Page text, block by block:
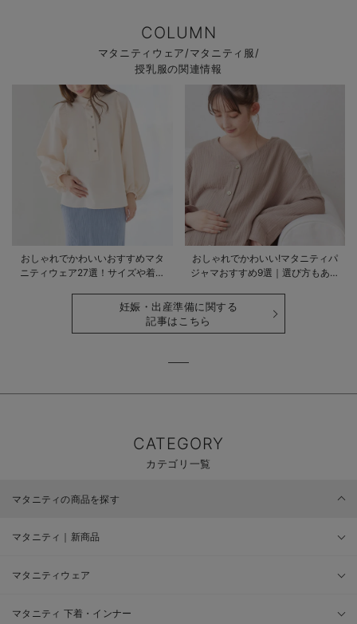
COLUMN
マタニティウェア/マタニティ服/
授乳服の関連情報
おしゃれでかわいいおすすめマタ
ニティウェア27選！サイズや着る
おしゃれでかわいい!マタニティパ
ジャマおすすめ9選｜選び方もあわ
妊娠・出産準備に関する
記事はこちら
CATEGORY
カテゴリ一覧
マタニティの商品を探す
マタニティ｜新商品
マタニティウェア
マタニティ 下着・インナー